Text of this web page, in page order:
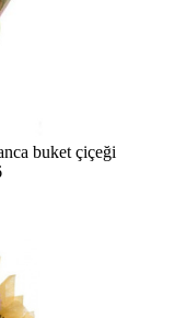
buket çiçeği